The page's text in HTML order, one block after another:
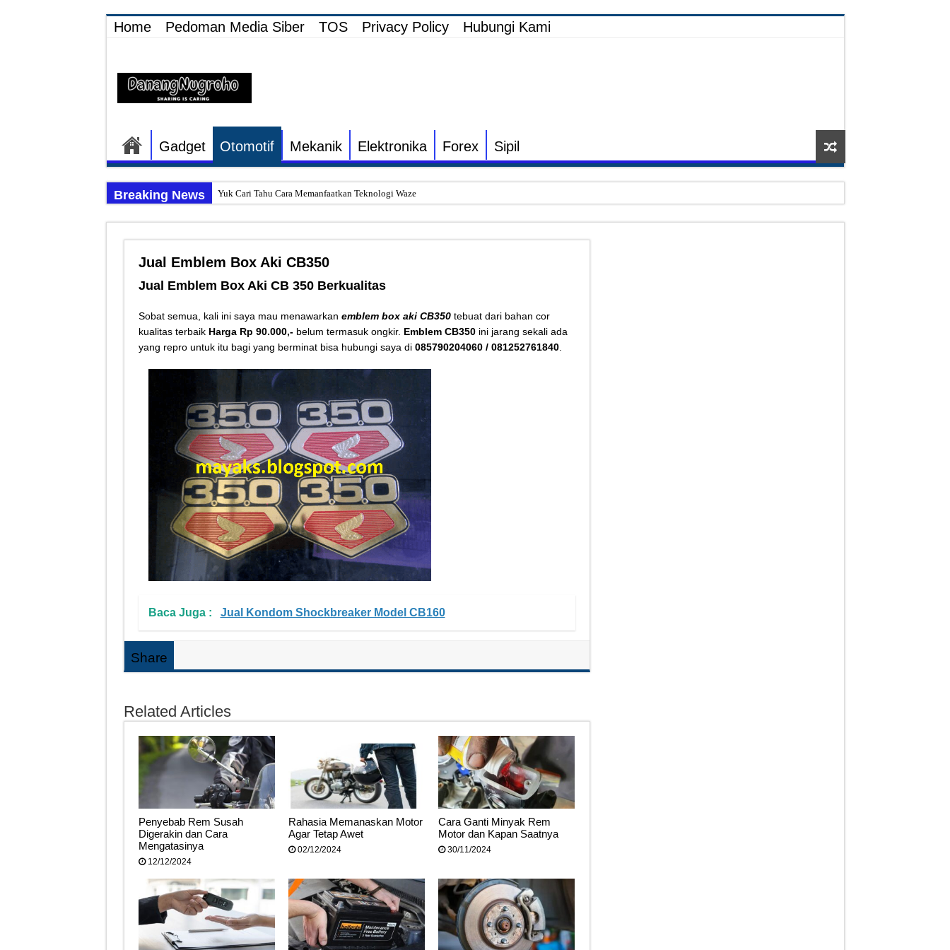
Home Pedoman Media Siber TOS Privacy Policy Hubungi Kami
Gadget Otomotif Mekanik Elektronika Forex Sipil
Breaking News Yuk Cari Tahu Cara Memanfaatkan Teknologi Waze
Tips Memperbaiki Elektronik Speaker Sound yang Bunyi Kemresek
Penyebab Rem Susah Digerakin dan Cara Mengatasinya
Tutorial Memasang Kabel Listrik untuk Pengairan Tambak dengan Elektronik Khusus
Tips Atasi Motor Bunyi Kletek-Kletek Tanpa Panik Undang Mekanik
Mekanik Pemula? Ini Cara Cerdas Memilih Oli Asli Biar Gak Ketipu
Mekanik Pemula Wajib Tahu Cara Jitu Atasi Rantai Motor Patah
Teknologi Bikin Bisnis Makanan Kamu Makin Cuan! Begini Cara Buka GoFood 2024
Jual Emblem Box Aki CB350
Jual Emblem Box Aki CB 350 Berkualitas
Sobat semua, kali ini saya mau menawarkan emblem box aki CB350tebuat dari bahan cor
kualitas terbaik Harga Rp 90.000,-belum termasuk ongkir. Emblem CB350ini jarang sekali ada
yang repro untuk itu bagi yang berminat bisa hubungi saya di 085790204060 / 081252761840.
Baca Juga : Jual Kondom Shockbreaker Model CB160
Share
Related Articles
Penyebab Rem Susah
Digerakin dan Cara
Mengatasinya
12/12/2024
Rahasia Memanaskan Motor
Agar Tetap Awet
02/12/2024
Cara Ganti Minyak Rem
Motor dan Kapan Saatnya
30/11/2024